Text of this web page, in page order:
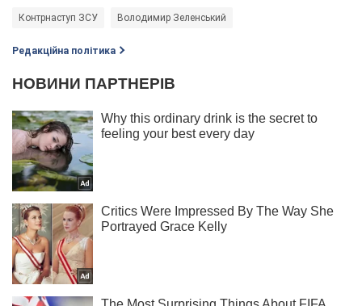
Контрнаступ ЗСУ Володимир Зеленський
Редакційна політика